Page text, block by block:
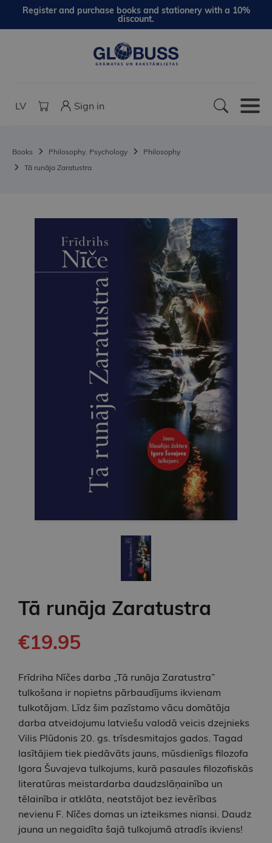
Register and purchase books and stationery with a 10%
discount.
LV Sign in
Books Philosophy. Psychology
Philosophy
Tā runāja Zaratustra
Tā runāja Zaratustra
€19.95
Frīdriha Nīčes darba „Tā runāja Zaratustra”
tulkošana ir nopietns pārbaudījums ikvienam
tulkotājam. Līdz šim pazīstamo vācu domātāja
darba atveidojumu latviešu valodā veicis dzejnieks
Vilis Plūdonis 20. gs. trīsdesmitajos gados. Tagad
lasītājiem tiek piedāvāts jauns, mūsdienīgs filozofa
Igora Šuvajeva tulkojums, kurā pasaules filozofiskās
literatūras meistardarba daudzslāņainība un
tēlainība ir atklāta, neatstājot bez ievērības
nevienu F. Nīčes domas un izteiksmes niansi. Daudz
jauna un negaidīta šajā tulkojumā atradīs ikviens!